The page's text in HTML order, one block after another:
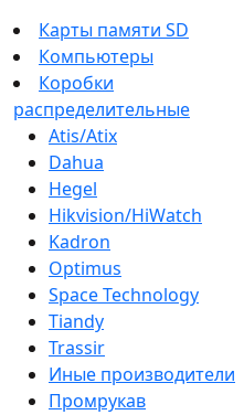
Карты памяти SD
Компьютеры
Коробки
распределительные
Atis/Atix
Dahua
Hegel
Hikvision/HiWatch
Kadron
Optimus
Space Technology
Tiandy
Trassir
Иные производители
Промрукав